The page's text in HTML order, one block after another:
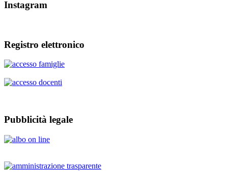
Instagram
Registro elettronico
Pubblicità legale